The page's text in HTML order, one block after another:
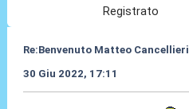
Registrato
Re:Benvenuto Matteo Cancellieri
30 Giu 2022, 17:11